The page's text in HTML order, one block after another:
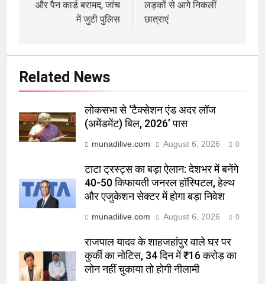
और पैन कार्ड बरामद, जांच
में जुटी पुलिस
लड़कों से आगे निकलीं
छात्राएं
Related News
लोकसभा से ‘टैक्सेशन एंड अदर लॉज
(अमेंडमेंट) बिल, 2026’ पास
munadilive.com August 6, 2026 0
टाटा ट्रस्ट्स का बड़ा ऐलान: देशभर में बनेंगे
40-50 किफायती जनरल हॉस्पिटल, हेल्थ
और एजुकेशन सेक्टर में होगा बड़ा निवेश
munadilive.com August 6, 2026 0
राजपाल यादव के शाहजहांपुर वाले घर पर
कुर्की का नोटिस, 34 दिन में ₹16 करोड़ का
लोन नहीं चुकाया तो होगी नीलामी